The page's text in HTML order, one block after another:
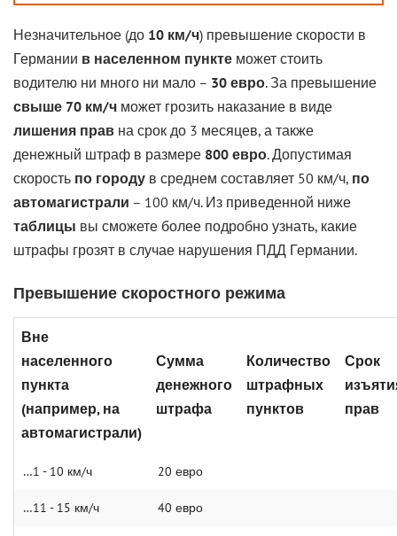
Незначительное (до 10 км/ч) превышение скорости в
Германии в населенном пункте может стоить
водителю ни много ни мало – 30 евро. За превышение
свыше 70 км/ч может грозить наказание в виде
лишения прав на срок до 3 месяцев, а также
денежный штраф в размере 800 евро. Допустимая
скорость по городу в среднем составляет 50 км/ч, по
автомагистрали – 100 км/ч. Из приведенной ниже
таблицы вы сможете более подробно узнать, какие
штрафы грозят в случае нарушения ПДД Германии.
Превышение скоростного режима
Вне
населенного
пункта
(например, на
автомагистрали)
Сумма
денежного
штрафа
Количество
штрафных
пунктов
Срок
прав
…1 - 10 км/ч 20 евро
…11 - 15 км/ч 40 евро